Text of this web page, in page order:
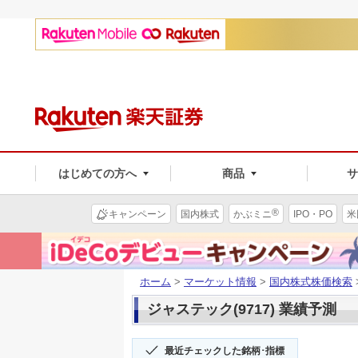
はじめての方へ 商品
キャンペーン 国内株式 かぶミニ® IPO・PO
ホーム > マーケット情報 > 国内株式株価検索
ジャステック(9717) 業績予測
最近チェックした銘柄･指標